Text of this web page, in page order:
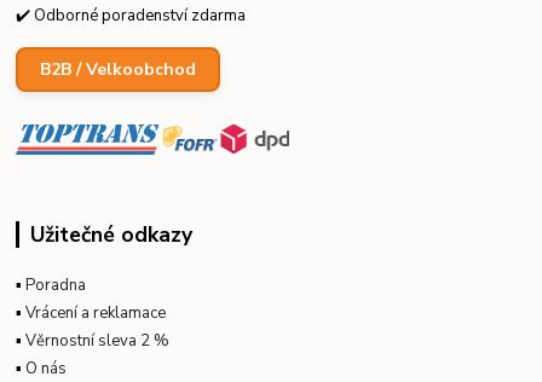
✔️ Odborné poradenství zdarma
B2B / Velkoobchod
Užitečné odkazy
▪Poradna
▪Vrácení a reklamace
▪Věrnostní sleva 2 %
▪ O nás